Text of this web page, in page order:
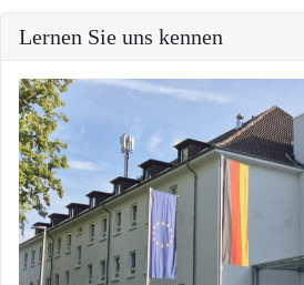
Lernen Sie uns kennen